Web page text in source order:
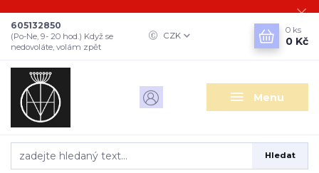
Menu
CZK
Hledat
605132850
(Po-Ne, 9- 20 hod.) Když se
nedovoláte, volám zpět
0 ks
0 Kč